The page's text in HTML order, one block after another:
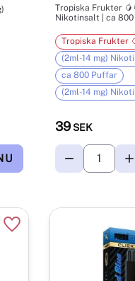
Tropiska Frukter
Nikotinsalt | ca
39SEK
Tropiska Frukter
(2ml-14 mg)
ca 800 Puffar
(2ml-14 mg)
Lägg till i favoriter